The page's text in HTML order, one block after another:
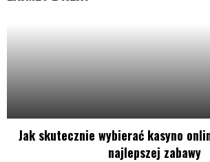
Jak skutecznie wybierać kasyno
najlepszej zabawy